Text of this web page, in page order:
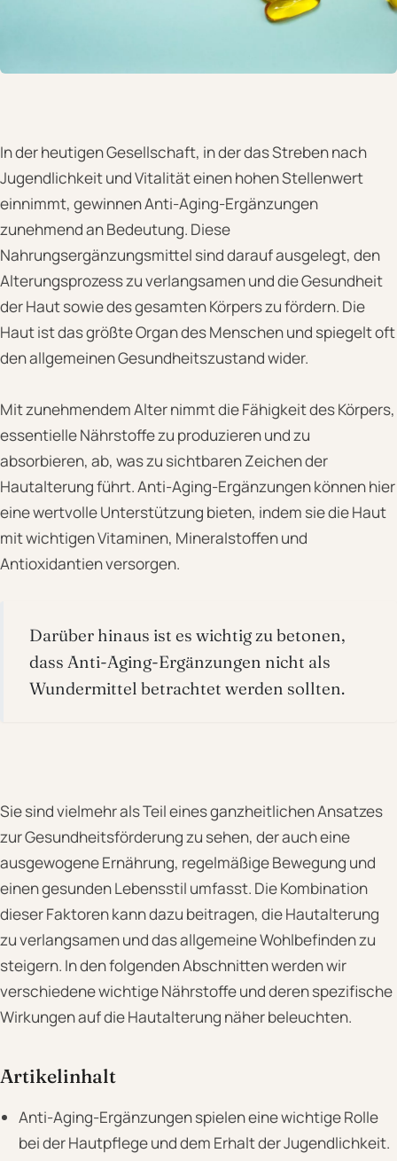
In der heutigen Gesellschaft, in der das Streben nach
Jugendlichkeit und Vitalität einen hohen Stellenwert
einnimmt, gewinnen Anti-Aging-Ergänzungen
zunehmend an Bedeutung. Diese
Nahrungsergänzungsmittel sind darauf ausgelegt, den
Alterungsprozess zu verlangsamen und die Gesundheit
der Haut sowie des gesamten Körpers zu fördern. Die
Haut ist das größte Organ des Menschen und spiegelt oft
den allgemeinen Gesundheitszustand wider.
Mit zunehmendem Alter nimmt die Fähigkeit des Körpers,
essentielle Nährstoffe zu produzieren und zu
absorbieren, ab, was zu sichtbaren Zeichen der
Hautalterung führt. Anti-Aging-Ergänzungen können hier
eine wertvolle Unterstützung bieten, indem sie die Haut
mit wichtigen Vitaminen, Mineralstoffen und
Antioxidantien versorgen.
Darüber hinaus ist es wichtig zu betonen,
dass Anti-Aging-Ergänzungen nicht als
Wundermittel betrachtet werden sollten.
Sie sind vielmehr als Teil eines ganzheitlichen Ansatzes
zur Gesundheitsförderung zu sehen, der auch eine
ausgewogene Ernährung, regelmäßige Bewegung und
einen gesunden Lebensstil umfasst. Die Kombination
dieser Faktoren kann dazu beitragen, die Hautalterung
zu verlangsamen und das allgemeine Wohlbefinden zu
steigern. In den folgenden Abschnitten werden wir
verschiedene wichtige Nährstoffe und deren spezifische
Wirkungen auf die Hautalterung näher beleuchten.
Artikelinhalt
Anti-Aging-Ergänzungen spielen eine wichtige Rolle
bei der Hautpflege und dem Erhalt der Jugendlichkeit.